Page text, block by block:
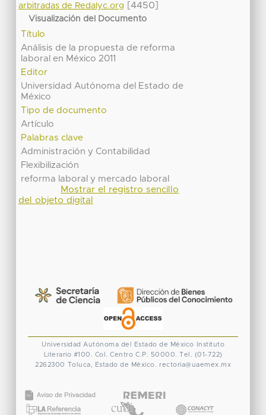
arbitradas de Redalyc.org
[4450]
Visualización del Documento
Título
Análisis de la propuesta de reforma
laboral en México 2011
Editor
Universidad Autónoma del Estado de
México
Tipo de documento
Artículo
Palabras clave
Administración y Contabilidad
Flexibilización
reforma laboral y mercado laboral
Mostrar el registro sencillo
del objeto digital
Universidad Autónoma del Estado de México
Instituto
Literario #100. Col. Centro C.P. 50000. Tel. (01-722)
2262300 Toluca, Estado de México. rectoria@uaemex.mx